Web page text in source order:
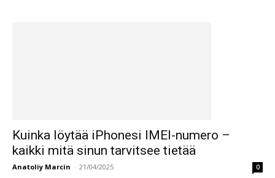
Kuinka löytää iPhonesi IMEI-numero –
kaikki mitä sinun tarvitsee tietää
Anatoliy Marcin - 21/04/2025 0